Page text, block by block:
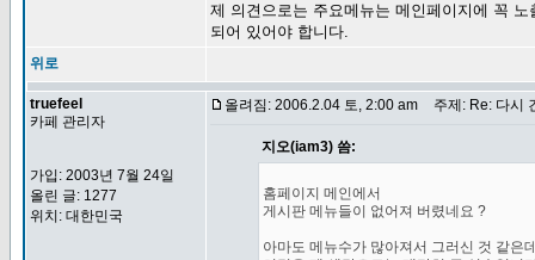
제 의견으로는 주요메뉴는 메인페이지에 꼭 노
되어 있어야 합니다.
위로
truefeel
카페 관리자
가입: 2003년 7월 24일
올린 글: 1277
위치: 대한민국
올려짐: 2006.2.04 토, 2:00 am 주제: Re: 다시
지오(iam3) 씀:
홈페이지 메인에서
게시판 메뉴들이 없어져 버렸네요 ?
아마도 메뉴수가 많아져서 그러신 것 같은